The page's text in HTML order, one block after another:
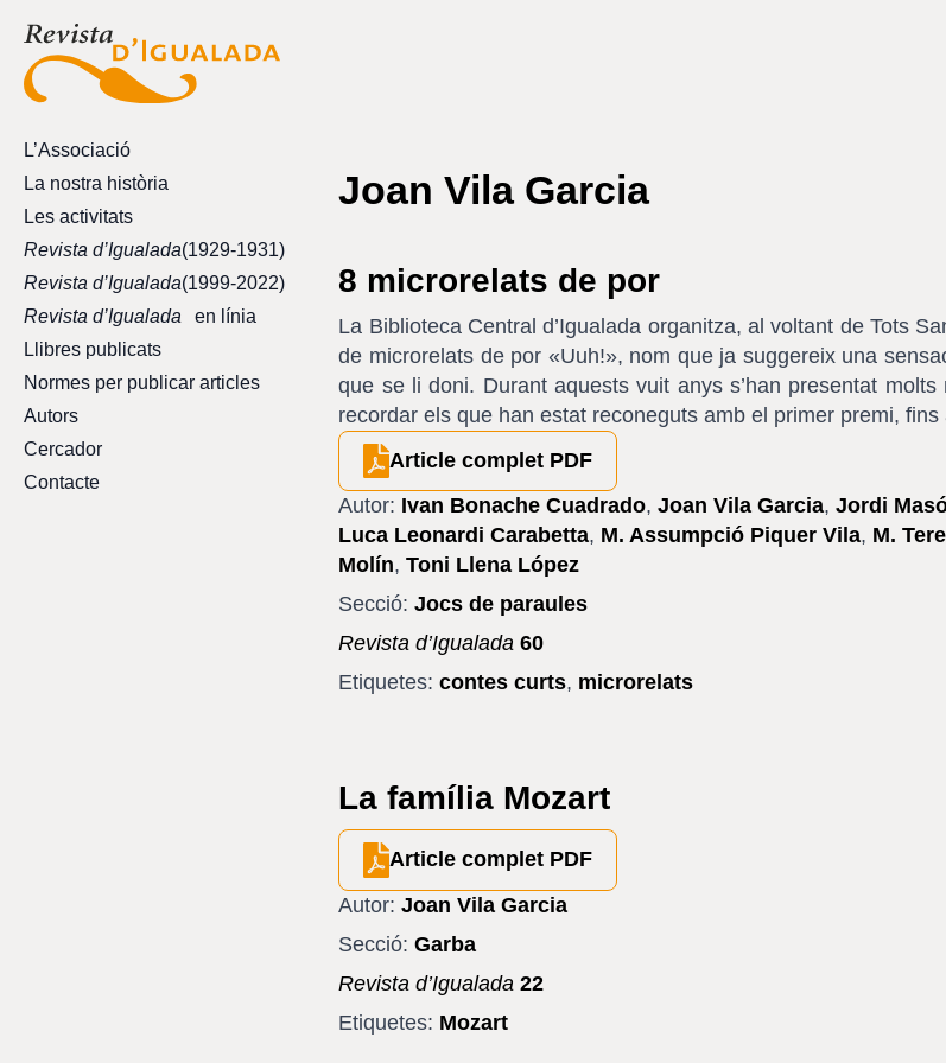
L’Associació
La nostra història
Les activitats
Revista d’Igualada(1929-1931)
Revista d’Igualada(1999-2022)
Revista d’Igualada
en línia
Llibres publicats
Normes per publicar articles
Autors
Cercador
Contacte
Joan Vila Garcia
8 microrelats de por
La Biblioteca Central d’Igualada organitza, al voltant de Tots
de microrelats de por «Uuh!», nom que ja suggereix una
que se li doni. Durant aquests vuit anys s’han presentat
recordar els que han estat reconeguts amb el primer premi, fins
Article complet PDF
Autor: Ivan Bonache Cuadrado,Joan Vila Garcia,Jordi
Luca Leonardi Carabetta, M. Assumpció Piquer Vila, M.
Molín,Toni Llena López
Secció: Jocs de paraules
Revista d’Igualada 60
Etiquetes: contes curts, microrelats
La família Mozart
Article complet PDF
Autor: Joan Vila Garcia
Secció: Garba
Revista d’Igualada 22
Etiquetes: Mozart